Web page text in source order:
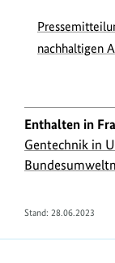
nachhaltigen
Enthalten in
Gentechnik in
Stand: 28.06.2023